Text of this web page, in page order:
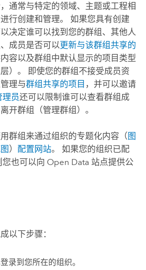
通常与特定的领域、主题或工程相
行创建和管理。 如果您具有创建
决定谁可以找到您的群组、其他人
成员是否可以更新与该群组共享的
容以及群组中默认显示的项目类型
层）。 即使您的群组不接受成员资
理与群组共享的项目 ，并可以邀请
员还可以限制谁可以查看群组成
开群组（管理群组）。
群组来通过组织的专题化内容（图
） 配置网站。 如果您的组织已配
您也可以向 Open Data 站点提供公
以下步骤：
录到您所在的组织。